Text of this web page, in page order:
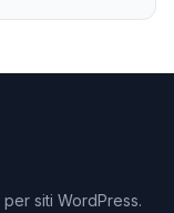
siti WordPress.